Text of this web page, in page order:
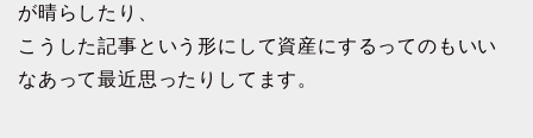
が晴らしたり、
こうした記事という形にして資産にするってのもいい
なあって最近思ったりしてます。